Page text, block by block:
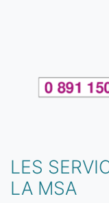
LES
LA MSA